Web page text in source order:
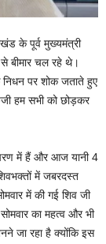
के पूर्व मुख्यमंत्री
बीमार चल रहे थे।
निधन पर शोक जताते हुए
हम सभी को छोड़कर
में हैं और आज यानी 4
में जबरदस्त
में की गई शिव जी
का महत्व और भी
जा रहा है क्योंकि इस